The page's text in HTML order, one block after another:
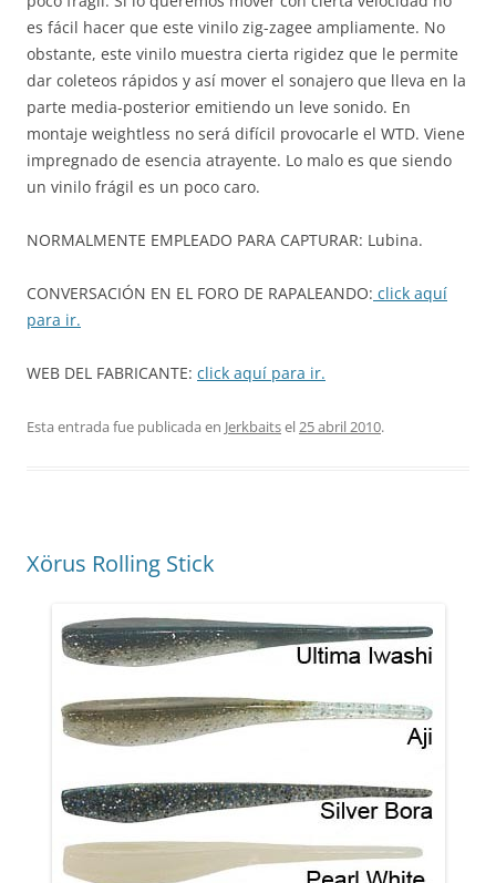
es fácil hacer que este vinilo zig-zagee ampliamente. No
obstante, este vinilo muestra cierta rigidez que le permite
dar coleteos rápidos y así mover el sonajero que lleva en la
parte media-posterior emitiendo un leve sonido. En
montaje weightless no será difícil provocarle el WTD. Viene
impregnado de esencia atrayente. Lo malo es que siendo
un vinilo frágil es un poco caro.
NORMALMENTE EMPLEADO PARA CAPTURAR: Lubina.
CONVERSACIÓN EN EL FORO DE RAPALEANDO: click aquí
para ir.
WEB DEL FABRICANTE: click aquí para ir.
Esta entrada fue publicada en Jerkbaitsel25 abril 2010.
Xörus Rolling Stick